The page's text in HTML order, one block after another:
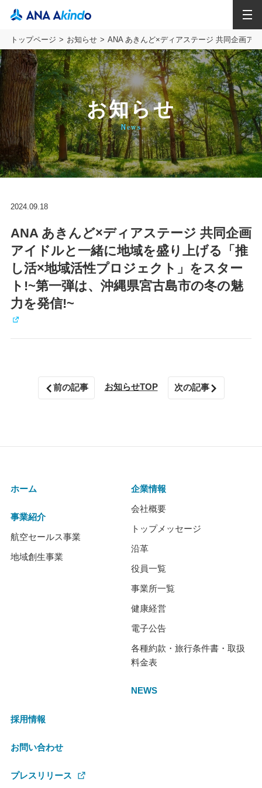
トップページ お知らせ ANA あきんど×ディアステージ 共同企画ア
お知らせ
News
2024.09.18
ANA あきんど×ディアステージ 共同企画
アイドルと一緒に地域を盛り上げる「推
し活×地域活性プロジェクト」をスター
ト!~第一弾は、沖縄県宮古島市の冬の魅
力を発信!~
前の記事 お知らせTOP 次の記事
ホーム
事業紹介
航空セールス事業
地域創生事業
企業情報
会社概要
トップメッセージ
沿革
役員一覧
事業所一覧
健康経営
電子公告
各種約款・旅行条件書・取扱
料金表
NEWS
採用情報
お問い合わせ
プレスリリース